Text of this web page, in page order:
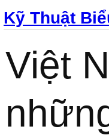
Kỹ Thuật
Việt